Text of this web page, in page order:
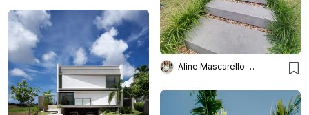
Aline Mascarello Arquitetura